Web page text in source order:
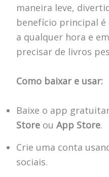
maneira leve,
benefício principal
a qualquer hora e
precisar de livros
Como baixar e usar:
Baixe o app
Storeou App Store.
Crie uma conta
sociais.